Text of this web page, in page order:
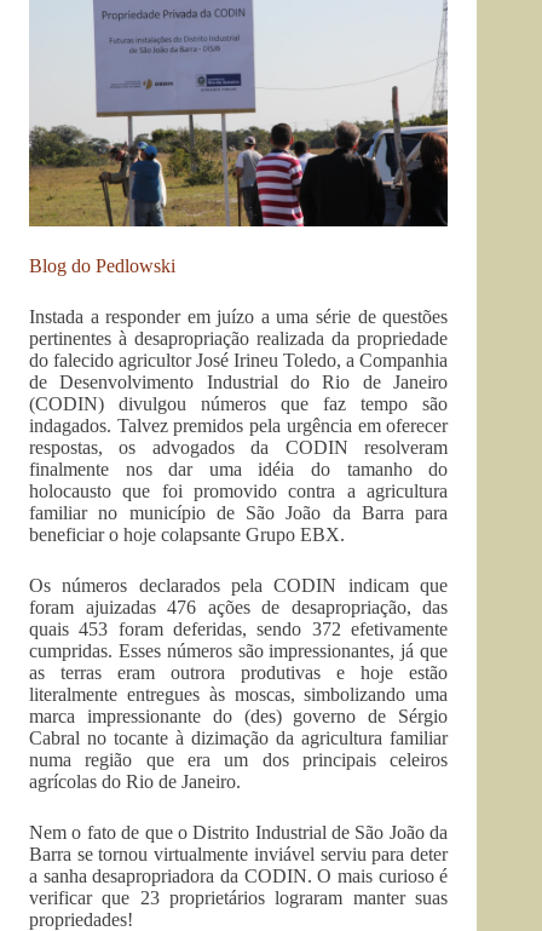
Blog do Pedlowski
Instada a responder em juízo a uma série de questões
pertinentes à desapropriação realizada da propriedade
do falecido agricultor José Irineu Toledo, a Companhia
de Desenvolvimento Industrial do Rio de Janeiro
(CODIN) divulgou números que faz tempo são
indagados. Talvez premidos pela urgência em oferecer
respostas, os advogados da CODIN resolveram
finalmente nos dar uma idéia do tamanho do
holocausto que foi promovido contra a agricultura
familiar no município de São João da Barra para
beneficiar o hoje colapsante Grupo EBX.
Os números declarados pela CODIN indicam que
foram ajuizadas 476 ações de desapropriação, das
quais 453 foram deferidas, sendo 372 efetivamente
cumpridas. Esses números são impressionantes, já que
as terras eram outrora produtivas e hoje estão
literalmente entregues às moscas, simbolizando uma
marca impressionante do (des) governo de Sérgio
Cabral no tocante à dizimação da agricultura familiar
numa região que era um dos principais celeiros
agrícolas do Rio de Janeiro.
Nem o fato de que o Distrito Industrial de São João da
Barra se tornou virtualmente inviável serviu para deter
a sanha desapropriadora da CODIN. O mais curioso é
verificar que 23 proprietários lograram manter suas
propriedades!